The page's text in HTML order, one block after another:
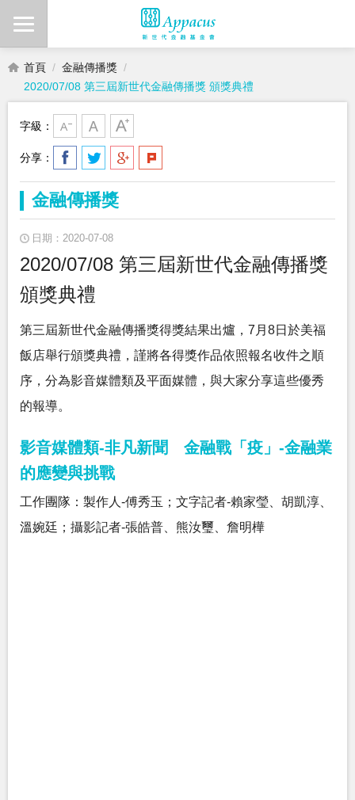
首頁
金融傳播獎
2020/07/08 第三屆新世代金融傳播獎 頒獎典禮
字級：
分享：
金融傳播獎
日期：2020-07-08
2020/07/08 第三屆新世代金融傳播獎
頒獎典禮
第三屆新世代金融傳播獎得獎結果出爐，7月8日於美福
飯店舉行頒獎典禮，謹將各得獎作品依照報名收件之順
序，分為影音媒體類及平面媒體，與大家分享這些優秀
的報導。
影音媒體類-非凡新聞 金融戰「疫」-金融業
的應變與挑戰
工作團隊：製作人-傅秀玉；文字記者-賴家瑩、胡凱淳、
溫婉廷；攝影記者-張皓普、熊汝璽、詹明樺